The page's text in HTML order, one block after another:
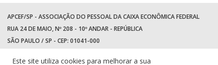
APCEF/SP - ASSOCIAÇÃO DO PESSOAL DA CAIXA ECONÔMICA FEDERAL
RUA 24 DE MAIO, Nº 208 - 10º ANDAR - REPÚBLICA
SÃO PAULO / SP - CEP: 01041-000
Este site utiliza cookies para melhorar a sua